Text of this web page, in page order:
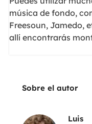
música de fondo,
Freesoun, Jamedo,
allí encontrarás
Sobre el autor
Luis